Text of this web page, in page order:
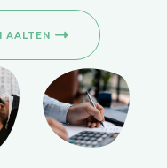
AALTEN